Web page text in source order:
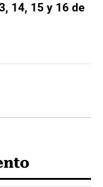
14, 15 y 16 de